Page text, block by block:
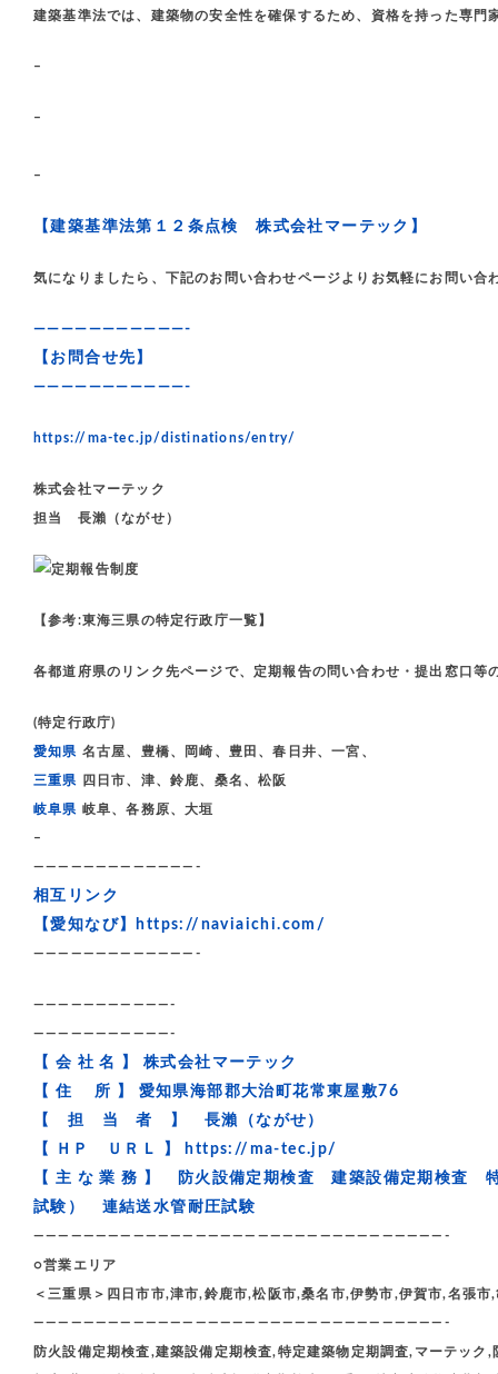
建築基準法では、建築物の安全性を確保するため、資格を持った専
–
–
–
【建築基準法第１２条点検 株式会社マーテック】
気になりましたら、下記のお問い合わせページよりお気軽にお問い合
———————————-
【お問合せ先】
———————————-
https://ma-tec.jp/distinations/entry/
株式会社マーテック
担当 長瀨（ながせ）
【参考:東海三県の特定行政庁一覧】
各都道府県のリンク先ページで、定期報告の問い合わせ・提出窓口等
(特定行政庁)
愛知県 名古屋、豊橋、岡崎、豊田、春日井、一宮、
三重県 四日市、津、鈴鹿、桑名、松阪
岐阜県 岐阜、各務原、大垣
–
—————————————-
相互リンク
【愛知なび】
https://naviaichi.com/
—————————————-
———————————-
———————————-
【 会 社 名 】 株式会社マーテック
【 住 所 】 愛知県海部郡大治町花常東屋敷76
【 担 当 者 】 長瀨（ながせ）
【 ＨＰ ＵＲＬ 】
https://ma-tec.jp/
【 主 な 業 務 】 防火設備定期検査 建築設備定期検査
試験） 連結送水管耐圧試験
—————————————————————————————————-
○営業エリア
＜三重県＞四日市市,津市,鈴鹿市,松阪市,桑名市,伊勢市,伊賀市,名張
—————————————————————————————————-
防火設備定期検査,建築設備定期検査,特定建築物定期調査,マーテッ